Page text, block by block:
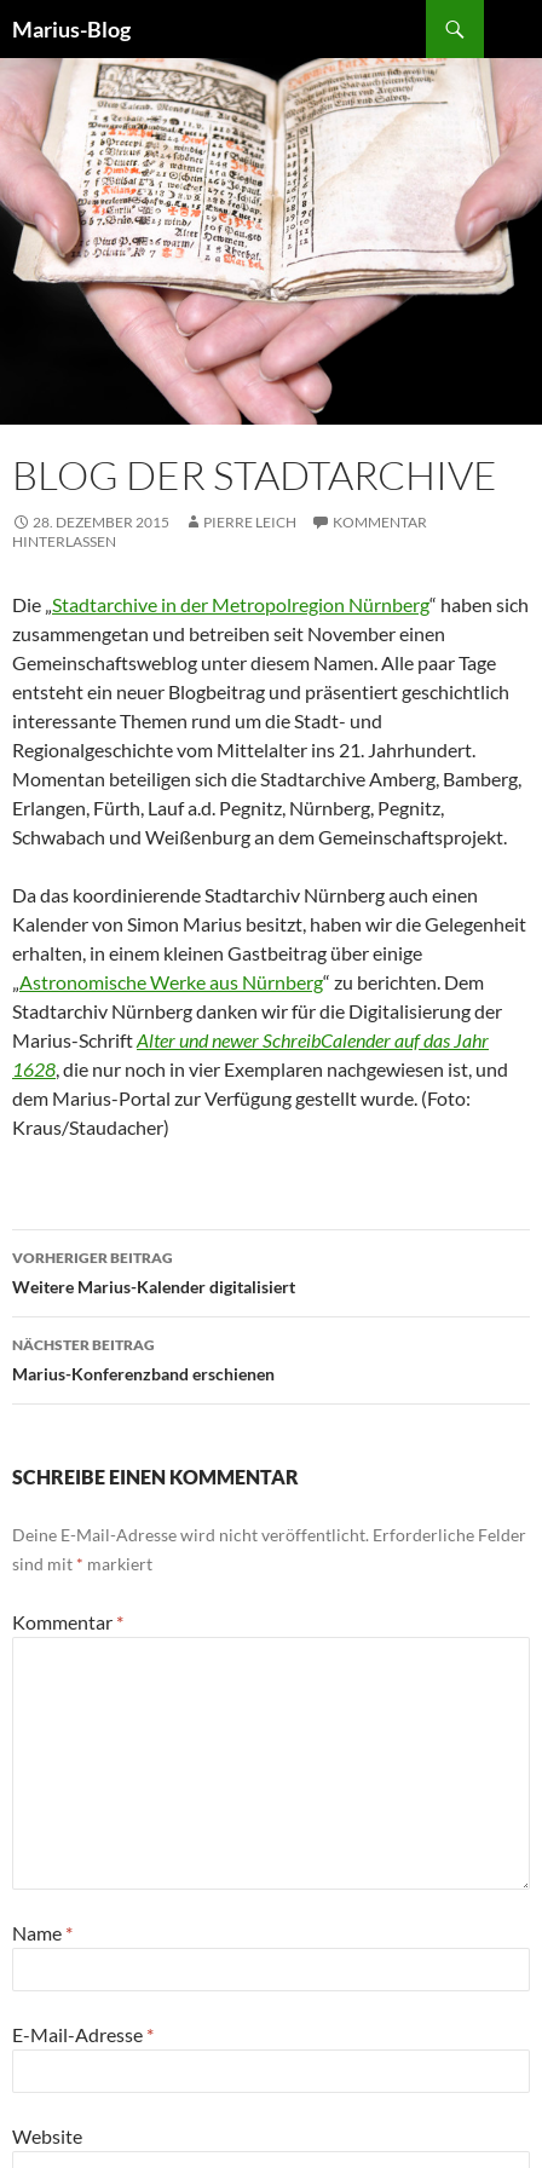
Inhalt
springen
Marius-Blog
BLOG DER STADTARCHIVE
28. DEZEMBER 2015 PIERRE LEICH
KOMMENTAR
HINTERLASSEN
Die „Stadtarchive in der Metropolregion Nürnberg“ haben sich
zusammengetan und betreiben seit November einen
Gemeinschaftsweblog unter diesem Namen. Alle paar Tage
entsteht ein neuer Blogbeitrag und präsentiert geschichtlich
interessante Themen rund um die Stadt- und
Regionalgeschichte vom Mittelalter ins 21. Jahrhundert.
Momentan beteiligen sich die Stadtarchive Amberg, Bamberg,
Erlangen, Fürth, Lauf a.d. Pegnitz, Nürnberg, Pegnitz,
Schwabach und Weißenburg an dem Gemeinschaftsprojekt.
Da das koordinierende Stadtarchiv Nürnberg auch einen
Kalender von Simon Marius besitzt, haben wir die Gelegenheit
erhalten, in einem kleinen Gastbeitrag über einige
„Astronomische Werke aus Nürnberg“ zu berichten. Dem
Stadtarchiv Nürnberg danken wir für die Digitalisierung der
Marius-SchriftAlter und newer SchreibCalender auf das Jahr
1628, die nur noch in vier Exemplaren nachgewiesen ist, und
dem Marius-Portal zur Verfügung gestellt wurde. (Foto:
Kraus/Staudacher)
Beitragsnavigation
VORHERIGER BEITRAG
Weitere Marius-Kalender digitalisiert
NÄCHSTER BEITRAG
Marius-Konferenzband erschienen
SCHREIBE EINEN KOMMENTAR
Deine E-Mail-Adresse wird nicht veröffentlicht. Erforderliche Felder
sind mit * markiert
Kommentar *
Name *
E-Mail-Adresse *
Website